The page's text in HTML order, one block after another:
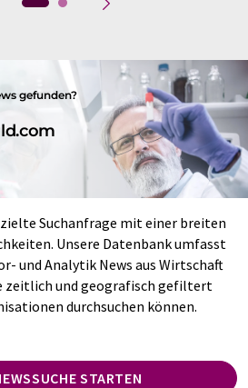
gefunden?
Suchanfrage mit einer breiten
Unsere Datenbank umfasst
und Analytik News aus Wirtschaft
zeitlich und geografisch gefiltert
durchsuchen können.
STARTEN